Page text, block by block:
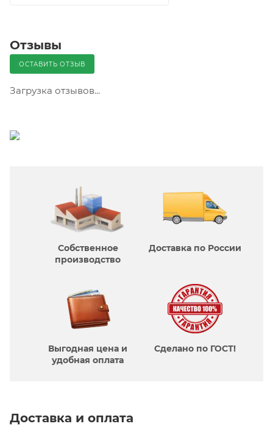
Отзывы
ОСТАВИТЬ ОТЗЫВ
Загрузка отзывов...
Собственное
производcтво
Доставка по России
Выгодная цена и
удобная оплата
Сделано по ГОСТ!
Доставка и оплата